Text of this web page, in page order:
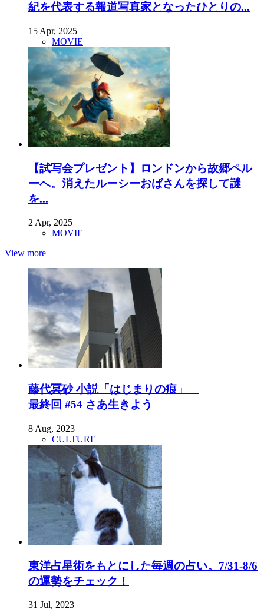
紀を代表する報道写真家となったひとりの...
15 Apr, 2025
MOVIE
【試写会プレゼント】ロンドンから故郷ペル
ーへ。消えたルーシーおばさんを探して謎
を...
2 Apr, 2025
MOVIE
View more
藤代冥砂 小説「はじまりの痕」
最終回 #54 さあ生きよう
8 Aug, 2023
CULTURE
東洋占星術をもとにした毎週の占い。7/31-8/6
の運勢をチェック！
31 Jul, 2023